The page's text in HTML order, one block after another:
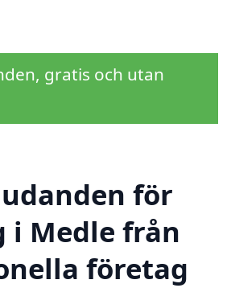
gratis och utan
för
i Medle från
företag